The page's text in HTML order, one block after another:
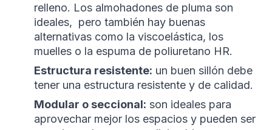
relleno. Los almohadones de pluma son
ideales, pero también hay buenas
alternativas como la viscoelástica, los
muelles o la espuma de poliuretano HR.
Estructura resistente: un buen sillón debe
tener una estructura resistente y de calidad.
Modular o seccional: son ideales para
aprovechar mejor los espacios y pueden ser